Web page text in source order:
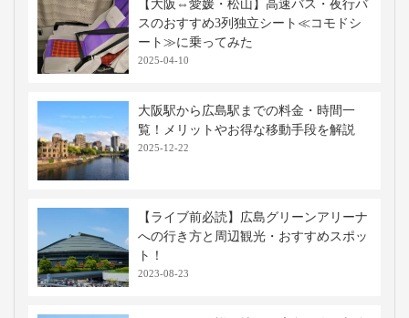
【大阪⇔愛媛・松山】高速バス・夜行バ
スのおすすめ3列独立シート≪コモドシ
ート≫に乗ってみた
2025-04-10
大阪駅から広島駅までの料金・時間一
覧！メリットやお得な移動手段を解説
2025-12-22
【ライブ前必読】広島グリーンアリーナ
への行き方と周辺観光・おすすめスポッ
ト！
2023-08-23